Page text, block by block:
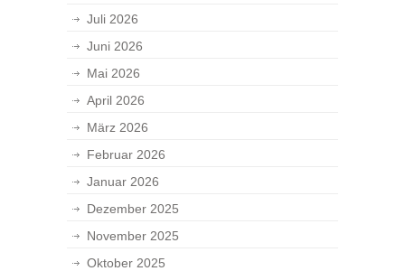
Juli 2026
Juni 2026
Mai 2026
April 2026
März 2026
Februar 2026
Januar 2026
Dezember 2025
November 2025
Oktober 2025